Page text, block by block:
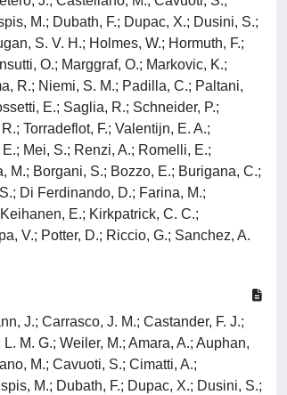
M.; Dubath, F.; Dupac, X.; Dusini, S.;
S. V. H.; Holmes, W.; Hormuth, F.;
O.; Marggraf, O.; Markovic, K.;
R.; Niemi, S. M.; Padilla, C.; Paltani,
E.; Saglia, R.; Schneider, P.;
Torradeflot, F.; Valentijn, E. A.;
Mei, S.; Renzi, A.; Romelli, E.;
M.; Borgani, S.; Bozzo, E.; Burigana, C.;
Di Ferdinando, D.; Farina, M.;
E.; Kirkpatrick, C. C.;
V.; Potter, D.; Riccio, G.; Sanchez, A.
J.; Carrasco, J. M.; Castander, F. J.;
M. G.; Weiler, M.; Amara, A.; Auphan,
M.; Cavuoti, S.; Cimatti, A.;
M.; Dubath, F.; Dupac, X.; Dusini, S.;